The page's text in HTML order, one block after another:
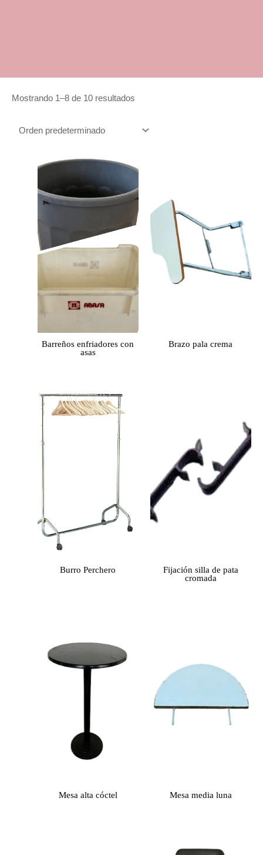
Mostrando 1–8 de 10 resultados
Barreños enfriadores con
asas
Brazo pala crema
Burro Perchero
Fijación silla de pata
cromada
Mesa alta cóctel Mesa media luna